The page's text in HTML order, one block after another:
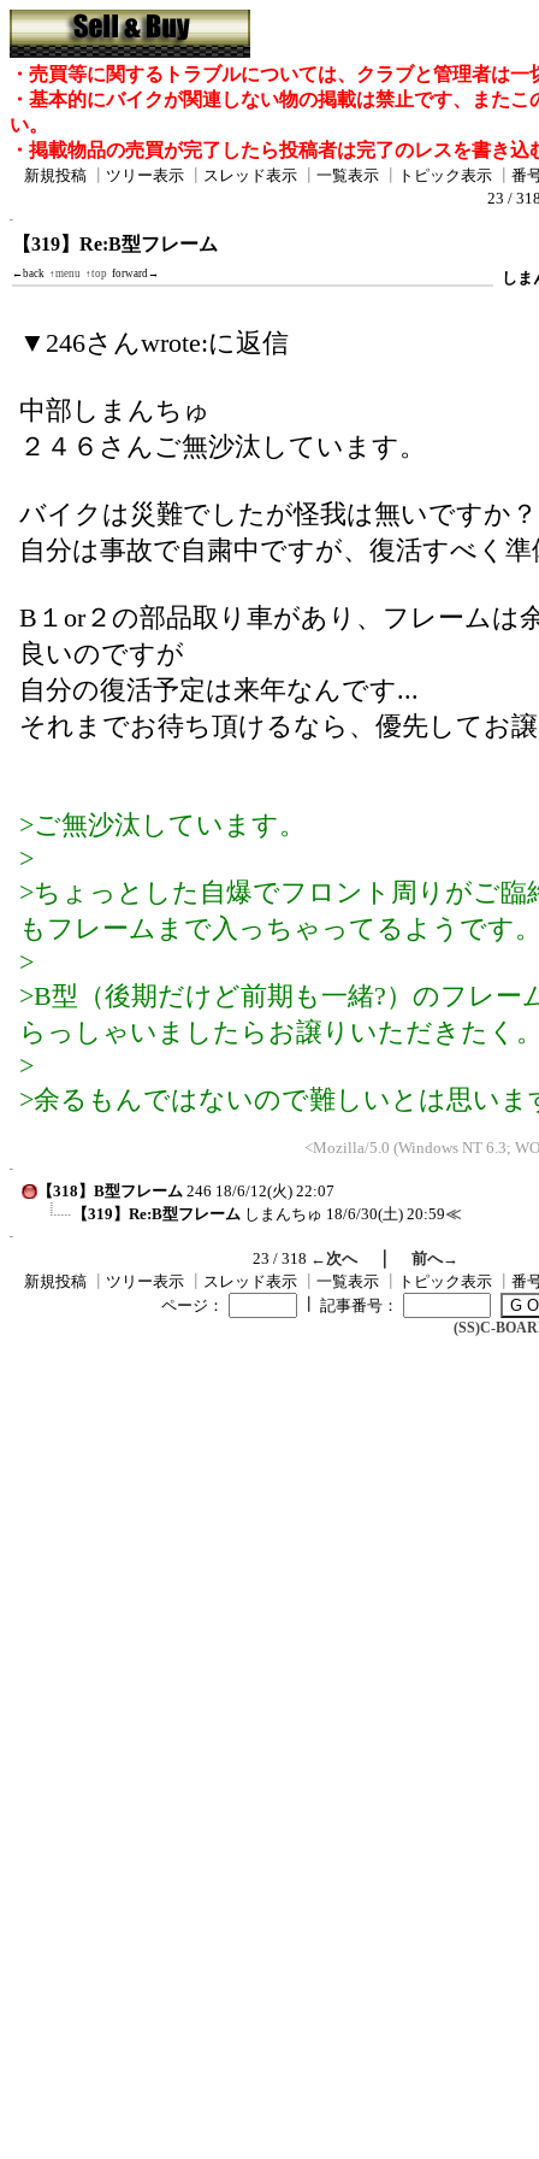
・売買等に関するトラブルについては、クラブと管理者は
・基本的にバイクが関連しない物の掲載は禁止です、また
い。
・掲載物品の売買が完了したら投稿者は完了のレスを書き
新規投稿 ツリー表示 スレッド表示 一覧表示 トピック表示
番
23 /
【319】Re:B型フレーム
←back ↑menu ↑top forward→ しま
▼246さんwrote:に返信
中部しまんちゅ
２４６さんご無沙汰しています。
バイクは災難でしたが怪我は無いですか？
自分は事故で自粛中ですが、復活すべく
B１or２の部品取り車があり、フレームは
良いのですが
自分の復活予定は来年なんです...
それまでお待ち頂けるなら、優先してお
>ご無沙汰しています。
>
>ちょっとした自爆でフロント周りがご
もフレームまで入っちゃってるようです
>
>B型（後期だけど前期も一緒?）のフレー
らっしゃいましたらお譲りいただきたく
>
>余るもんではないので難しいとは思い
<Mozilla/5.0 (Windows NT 6.3;
【318】B型フレーム 246 18/6/12(火) 22:07
【319】Re:B型フレーム しまんちゅ 18/6/30(土) 20:59≪
23 / 318 ←次へ｜ 前へ→
新規投稿
ツリー表示 スレッド表示 一覧表示 トピック表示
番
ページ：
記事番号：
(SS)C-